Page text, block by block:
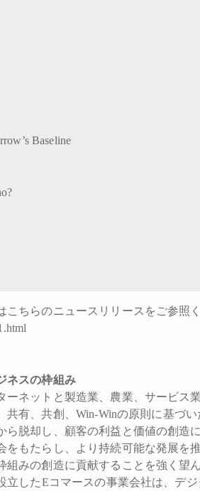
Baseline
ちらのニュースリリースをご参照く
ネスの枠組み
ネットと製造業、農業、サービス
有、共創、Win-Winの原則に基づ
脱却し、顧客の利益と価値の創造
をもたらし、より持続可能な発展を
みの創造に貢献することを強く望ん
立したEコマースの事業会社は、デ